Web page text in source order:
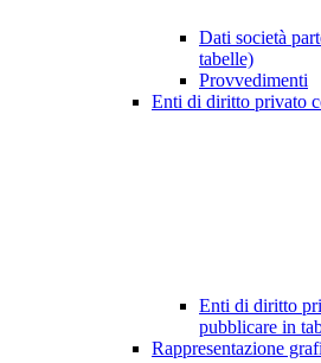
Dati società
tabelle)
Provvedimenti
Enti di diritto privato
Enti di diritto
pubblicare in
Rappresentazione